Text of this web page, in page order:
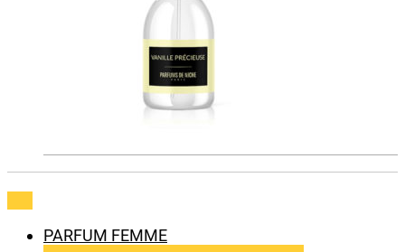
PARFUM FEMME